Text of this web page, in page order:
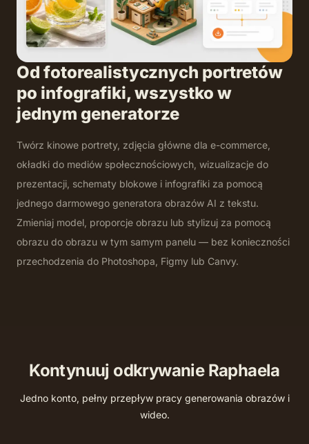
Od fotorealistycznych portretów
po infografiki, wszystko w
jednym generatorze
Twórz kinowe portrety, zdjęcia główne dla e-commerce,
okładki do mediów społecznościowych, wizualizacje do
prezentacji, schematy blokowe i infografiki za pomocą
jednego darmowego generatora obrazów AI z tekstu.
Zmieniaj model, proporcje obrazu lub stylizuj za pomocą
obrazu do obrazu w tym samym panelu — bez konieczności
przechodzenia do Photoshopa, Figmy lub Canvy.
Kontynuuj odkrywanie Raphaela
Jedno konto, pełny przepływ pracy generowania obrazów i
wideo.
Obraz na obraz
Prześlij odniesienie i zmień styl materiałów, oświetlenia